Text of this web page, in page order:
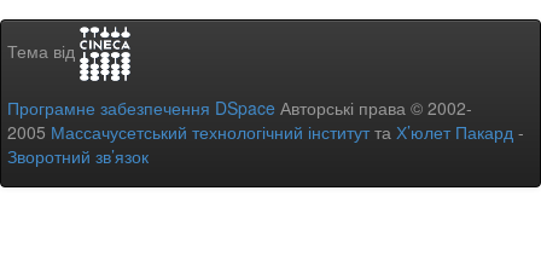
Тема від
Програмне забезпечення DSpace Авторські права © 2002-
2005 Массачусетський технологічний інститутта Х’юлет Пакард -
Зворотний зв’язок